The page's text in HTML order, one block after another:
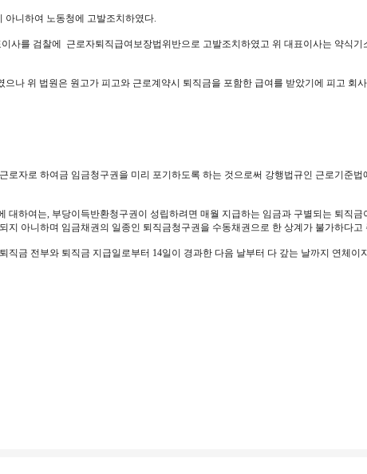
아니하여 노동청에 고발조치하였다.
사를 검찰에 근로자퇴직급여보장법위반으로 고발조치하였고 위 대표이사는 약식
나 위 법원은 원고가 피고와 근로계약시 퇴직금을 포함한 급여를 받았기에 피고
자로 하여금 임금청구권을 미리 포기하도록 하는 것으로써 강행법규인 근로기준
하여는, 부당이득반환청구권이 성립하려면 매월 지급하는 임금과 구별되는 퇴직
아니하며 임금채권의 일종인 퇴직금청구권을 수동채권으로 한 상계가 불가하다고
금 전부와 퇴직금 지급일로부터 14일이 경과한 다음 날부터 다 갚는 날까지 연체